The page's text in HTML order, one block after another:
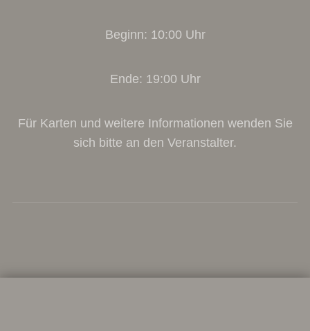
Beginn: 10:00 Uhr
Ende: 19:00 Uhr
Für Karten und weitere Informationen wenden Sie
sich bitte an den Veranstalter.